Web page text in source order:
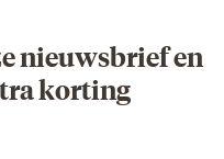
nieuwsbrief en
korting